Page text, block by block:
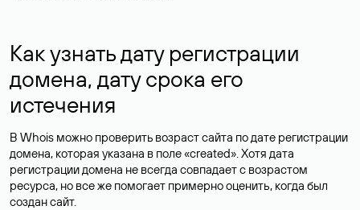
Как узнать дату регистрации
домена, дату срока его
истечения
В Whois можно проверить возраст сайта по дате регистрации
домена, которая указана в поле «created». Хотя дата
регистрации домена не всегда совпадает с возрастом
ресурса, но все же помогает примерно оценить, когда был
создан сайт.